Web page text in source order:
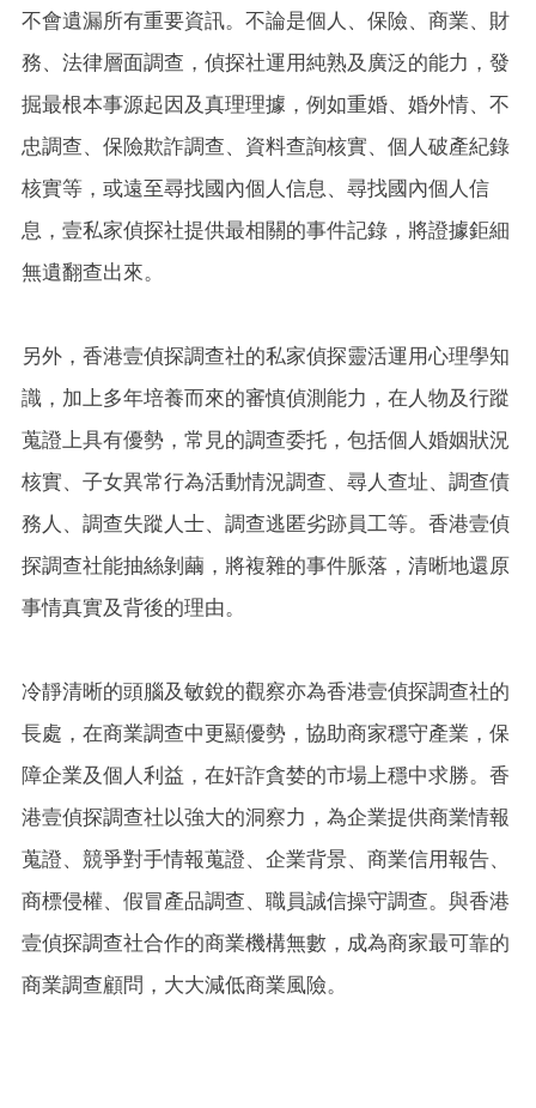
不會遺漏所有重要資訊。不論是個人、保險、商業、財
務、法律層面調查，偵探社運用純熟及廣泛的能力，發
掘最根本事源起因及真理理據，例如重婚、婚外情、不
忠調查、保險欺詐調查、資料查詢核實、個人破產紀錄
核實等，或遠至尋找國內個人信息、尋找國內個人信
息，壹私家偵探社提供最相關的事件記錄，將證據鉅細
無遺翻查出來。
另外，香港壹偵探調查社的私家偵探靈活運用心理學知
識，加上多年培養而來的審慎偵測能力，在人物及行蹤
蒐證上具有優勢，常見的調查委托，包括個人婚姻狀況
核實、子女異常行為活動情況調查、尋人查址、調查債
務人、調查失蹤人士、調查逃匿劣跡員工等。香港壹偵
探調查社能抽絲剝繭，將複雜的事件脈落，清晰地還原
事情真實及背後的理由。
冷靜清晰的頭腦及敏銳的觀察亦為香港壹偵探調查社的
長處，在商業調查中更顯優勢，協助商家穩守產業，保
障企業及個人利益，在奸詐貪婪的市場上穩中求勝。香
港壹偵探調查社以強大的洞察力，為企業提供商業情報
蒐證、競爭對手情報蒐證、企業背景、商業信用報告、
商標侵權、假冒產品調查、職員誠信操守調查。與香港
壹偵探調查社合作的商業機構無數，成為商家最可靠的
商業調查顧問，大大減低商業風險。